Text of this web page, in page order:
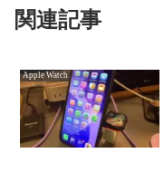
関連記事
Apple Watch